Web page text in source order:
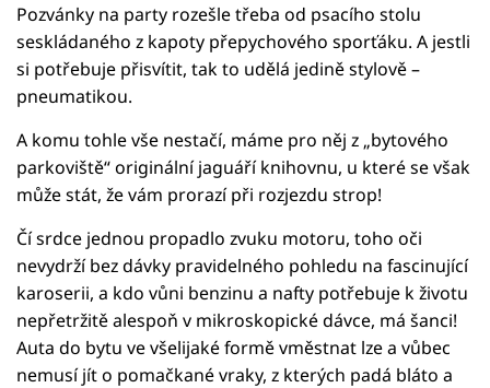
Pozvánky na party rozešle třeba od psacího stolu
seskládaného z kapoty přepychového sporťáku. A jestli
si potřebuje přisvítit, tak to udělá jedině stylově –
pneumatikou.
A komu tohle vše nestačí, máme pro něj z „bytového
parkoviště“ originální jaguáří knihovnu, u které se však
může stát, že vám prorazí při rozjezdu strop!
Čí srdce jednou propadlo zvuku motoru, toho oči
nevydrží bez dávky pravidelného pohledu na fascinující
karoserii, a kdo vůni benzinu a nafty potřebuje k životu
nepřetržitě alespoň v mikroskopické dávce, má šanci!
Auta do bytu ve všelijaké formě vměstnat lze a vůbec
nemusí jít o pomačkané vraky, z kterých padá bláto a